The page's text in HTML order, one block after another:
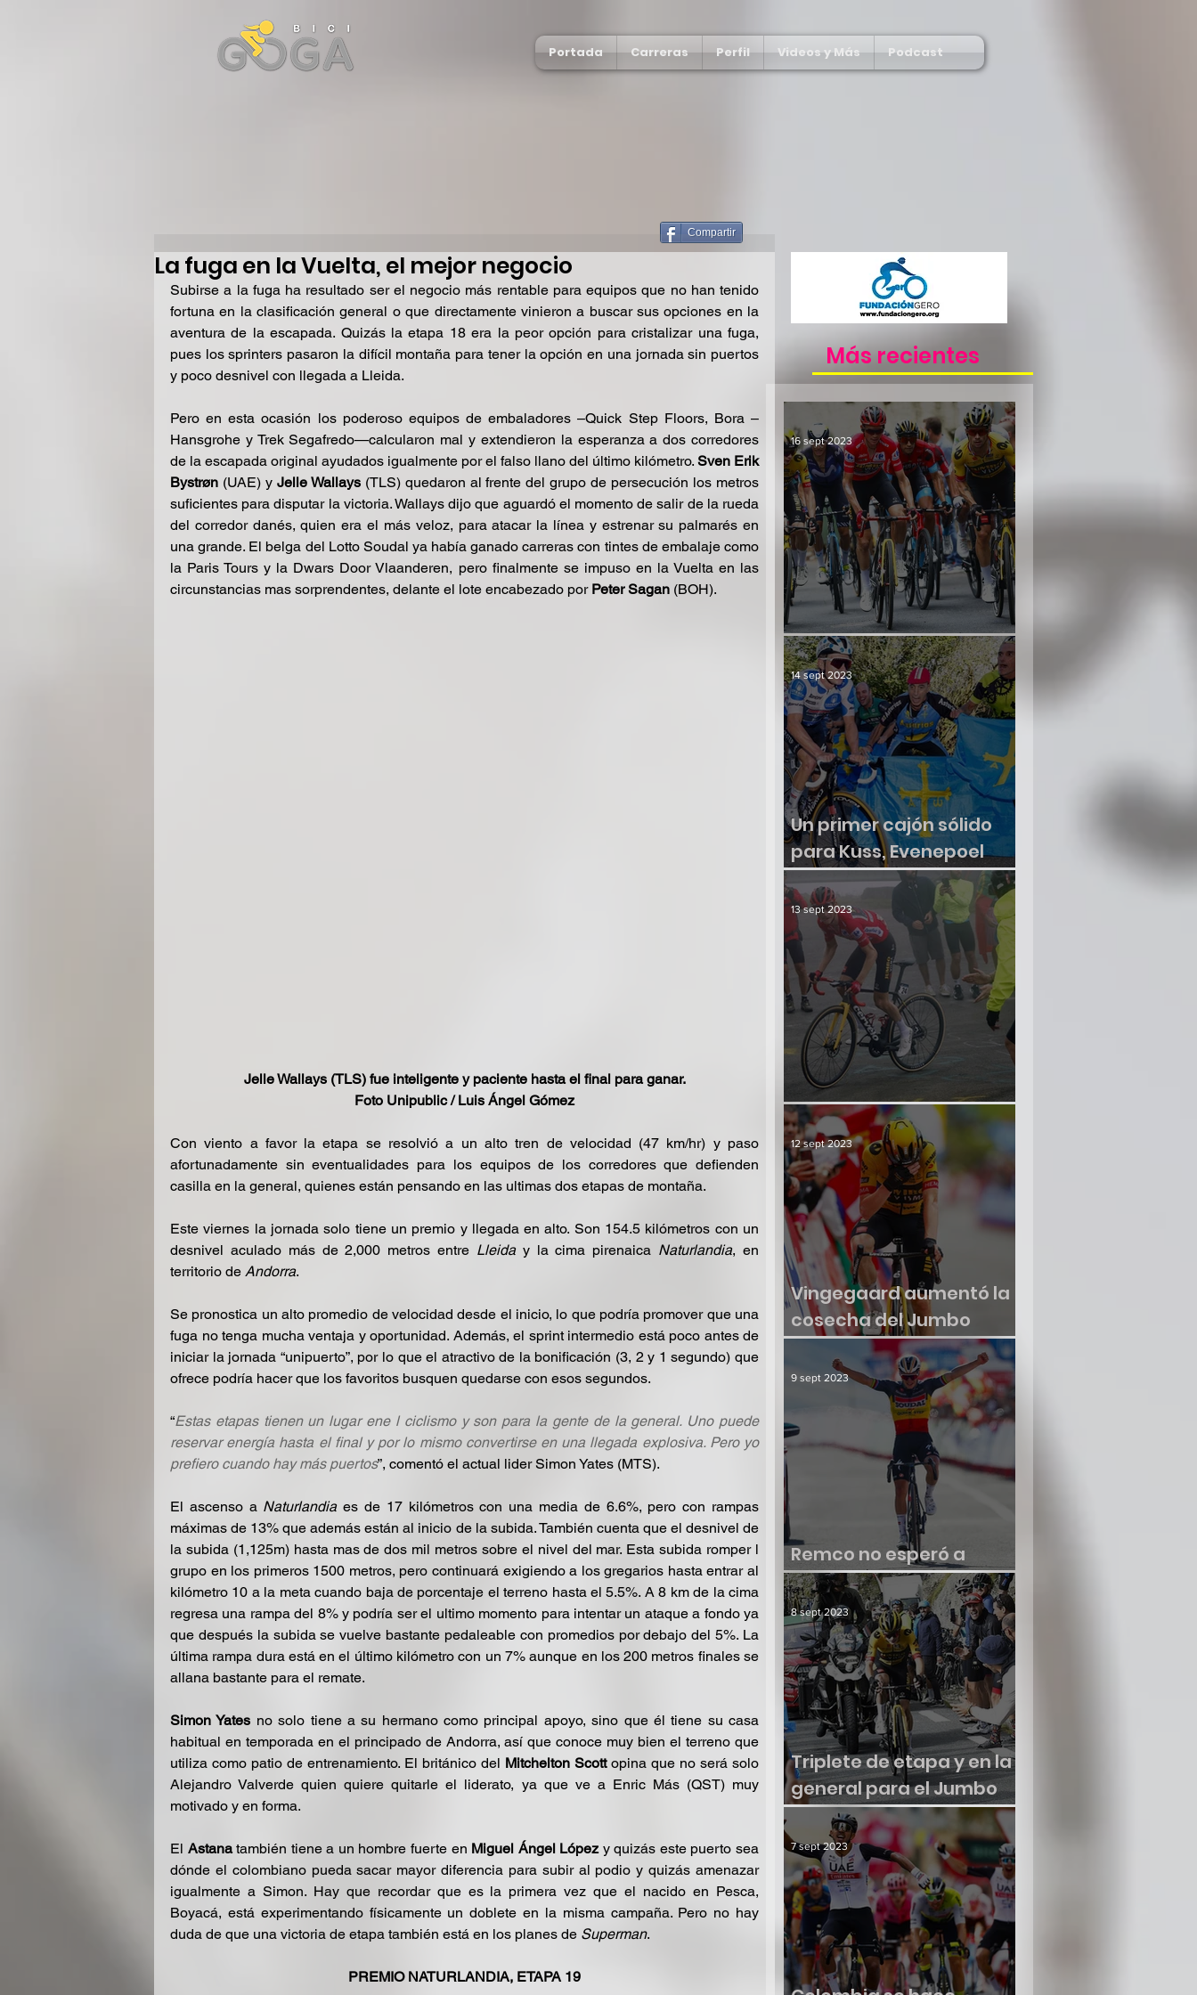
Portada Carreras Perfil Videos y Más Podcast
Más recientes
Compartir
La fuga en la Vuelta, el mejor negocio
Subirse a la fuga ha resultado ser el negocio más rentable para equipos que no han tenido
fortuna en la clasificación general o que directamente vinieron a buscar sus opciones en la
aventura de la escapada. Quizás la etapa 18 era la peor opción para cristalizar una fuga,
pues los sprinters pasaron la difícil montaña para tener la opción en una jornada sin puertos
y poco desnivel con llegada a Lleida.
Pero en esta ocasión los poderoso equipos de embaladores –Quick Step Floors, Bora –
Hansgrohe y Trek Segafredo—calcularon mal y extendieron la esperanza a dos corredores
de la escapada original ayudados igualmente por el falso llano del último kilómetro. Sven Erik
Bystrøn (UAE) y Jelle Wallays (TLS) quedaron al frente del grupo de persecución los metros
suficientes para disputar la victoria. Wallays dijo que aguardó el momento de salir de la rueda
del corredor danés, quien era el más veloz, para atacar la línea y estrenar su palmarés en
una grande. El belga del Lotto Soudal ya había ganado carreras con tintes de embalaje como
la Paris Tours y la Dwars Door Vlaanderen, pero finalmente se impuso en la Vuelta en las
circunstancias mas sorprendentes, delante el lote encabezado por Peter Sagan (BOH).
Jelle Wallays (TLS) fue inteligente y paciente hasta el final para ganar.
Foto Unipublic / Luis Ángel Gómez
Con viento a favor la etapa se resolvió a un alto tren de velocidad (47 km/hr) y paso
afortunadamente sin eventualidades para los equipos de los corredores que defienden
casilla en la general, quienes están pensando en las ultimas dos etapas de montaña.
Este viernes la jornada solo tiene un premio y llegada en alto. Son 154.5 kilómetros con un
desnivel aculado más de 2,000 metros entre Lleida y la cima pirenaica Naturlandia, en
territorio de Andorra.
Se pronostica un alto promedio de velocidad desde el inicio, lo que podría promover que una
fuga no tenga mucha ventaja y oportunidad. Además, el sprint intermedio está poco antes de
iniciar la jornada “unipuerto”, por lo que el atractivo de la bonificación (3, 2 y 1 segundo) que
ofrece podría hacer que los favoritos busquen quedarse con esos segundos.
“Estas etapas tienen un lugar ene l ciclismo y son para la gente de la general. Uno puede
reservar energía hasta el final y por lo mismo convertirse en una llegada explosiva. Pero yo
prefiero cuando hay más puertos”, comentó el actual lider Simon Yates (MTS).
El ascenso a Naturlandia es de 17 kilómetros con una media de 6.6%, pero con rampas
máximas de 13% que además están al inicio de la subida. También cuenta que el desnivel de
la subida (1,125m) hasta mas de dos mil metros sobre el nivel del mar. Esta subida romper l
grupo en los primeros 1500 metros, pero continuará exigiendo a los gregarios hasta entrar al
kilómetro 10 a la meta cuando baja de porcentaje el terreno hasta el 5.5%. A 8 km de la cima
regresa una rampa del 8% y podría ser el ultimo momento para intentar un ataque a fondo ya
que después la subida se vuelve bastante pedaleable con promedios por debajo del 5%. La
última rampa dura está en el último kilómetro con un 7% aunque en los 200 metros finales se
allana bastante para el remate.
Simon Yates no solo tiene a su hermano como principal apoyo, sino que él tiene su casa
habitual en temporada en el principado de Andorra, así que conoce muy bien el terreno que
utiliza como patio de entrenamiento. El británico del Mitchelton Scott opina que no será solo
Alejandro Valverde quien quiere quitarle el liderato, ya que ve a Enric Más (QST) muy
motivado y en forma.
El Astana también tiene a un hombre fuerte en Miguel Ángel López y quizás este puerto sea
dónde el colombiano pueda sacar mayor diferencia para subir al podio y quizás amenazar
igualmente a Simon. Hay que recordar que es la primera vez que el nacido en Pesca,
Boyacá, está experimentando físicamente un doblete en la misma campaña. Pero no hay
duda de que una victoria de etapa también está en los planes de Superman.
PREMIO NATURLANDIA, ETAPA 19
Culminación y consenso
16 sept 2023
Un primer cajón sólido
para Kuss, Evenepoel
sumó otra victoria
14 sept 2023
¿Hay crisis en el paraíso?
13 sept 2023
Vingegaard aumentó la
cosecha del Jumbo
Visma
12 sept 2023
Remco no esperó a
renacer en la Vuelta
9 sept 2023
Triplete de etapa y en la
general para el Jumbo
Visma
8 sept 2023
7 sept 2023